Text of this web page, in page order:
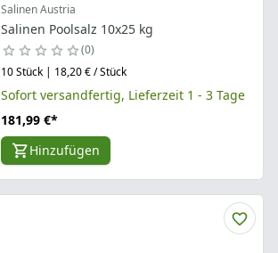
Salinen Austria
Salinen Poolsalz 10x25 kg
0
10 Stück | 18,20 € / Stück
Sofort versandfertig, Lieferzeit 1 - 3 Tage
181,99 €*
Hinzufügen